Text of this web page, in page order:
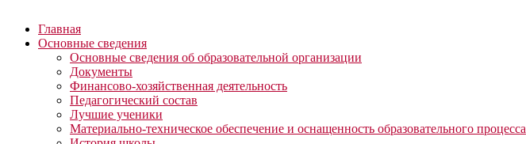
Главная
Основные сведения
Основные сведения об образовательной организации
Документы
Финансово-хозяйственная деятельность
Педагогический состав
Лучшие ученики
Материально-техническое обеспечение и оснащенность образовательного процесса